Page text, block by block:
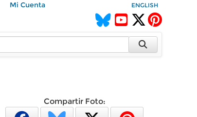
Mi Cuenta ENGLISH
Compartir Foto: